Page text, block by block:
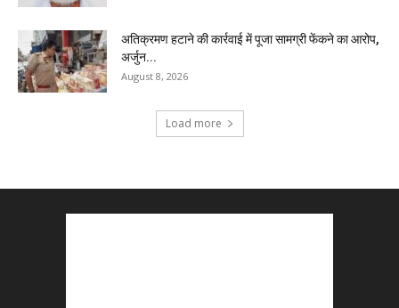
अतिक्रमण हटाने की कार्रवाई में पूजा सामग्री फेंकने का आरोप,
अर्जुन...
August 8, 2026
Load more